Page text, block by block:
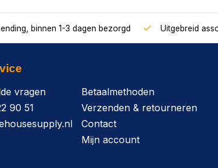
binnen 1-3 dagen bezorgd Uitgebreid
vragen
90 51
Betaalmethoden
Verzenden & retourneren
Contact
Mijn account